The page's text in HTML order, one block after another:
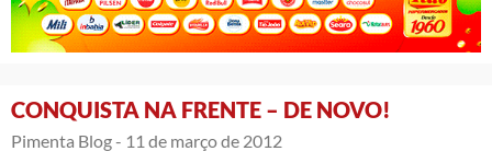
CONQUISTA NA FRENTE – DE NOVO!
Pimenta Blog - 11 de março de 2012